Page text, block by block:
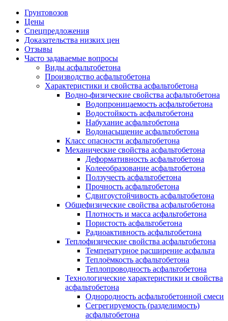
Грунтовозов
Цены
Спецпредложения
Доказательства низких цен
Отзывы
Часто задаваемые вопросы
Виды асфальтобетона
Производство асфальтобетона
Характеристики и свойства асфальтобетона
Водно-физические свойства асфальтобетона
Водопроницаемость асфальтобетона
Водостойкость асфальтобетона
Набухание асфальтобетона
Водонасыщение асфальтобетона
Класс опасности асфальтобетона
Механические свойства асфальтобетона
Деформативность асфальтобетона
Колееобразование асфальтобетона
Ползучесть асфальтобетона
Прочность асфальтобетона
Сдвигоустойчивость асфальтобетона
Общефизические свойства асфальтобетона
Плотность и масса асфальтобетона
Пористость асфальтобетона
Радиоактивность асфальтобетона
Теплофизические свойства асфальтобетона
Температурное расширение асфальта
Теплоёмкость асфальтобетона
Теплопроводность асфальтобетона
Технологические характеристики и свойства
асфальтобетона
Однородность асфальтобетонной смеси
Сегрегируемость (разделимость)
асфальтобетона